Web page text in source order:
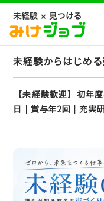
未経験からはじめ
【未経験歓迎】初年
日│賞与年2回│充実